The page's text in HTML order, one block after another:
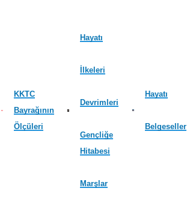
KKTC
Bayrağının
Ölçüleri
Hayatı
İlkeleri
Devrimleri
Gençliğe
Hitabesi
Marşlar
Hayatı
Belgeseller